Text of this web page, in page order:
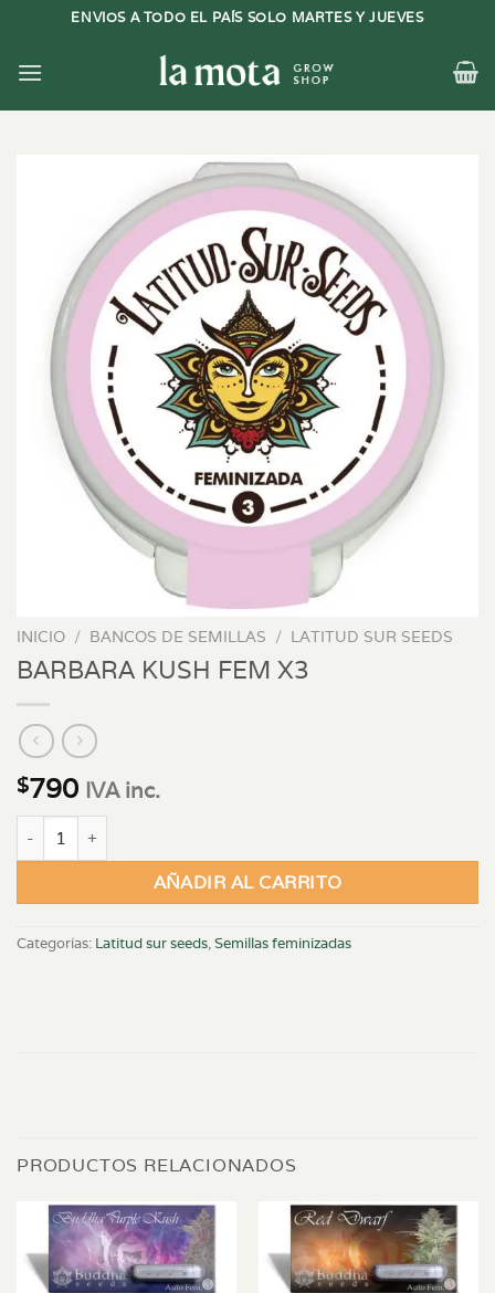
contenido
ENVIOS A TODO EL PAÍS SOLO MARTES Y JUEVES
INICIO / BANCOS DE SEMILLAS / LATITUD SUR SEEDS
BARBARA KUSH FEM X3
$790 IVA inc.
BARBARA KUSH FEM X3 cantidad
AÑADIR AL CARRITO
Categorías: Latitud sur seeds,Semillas feminizadas
PRODUCTOS RELACIONADOS